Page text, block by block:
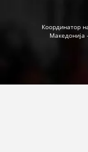
Координатор
Македонија